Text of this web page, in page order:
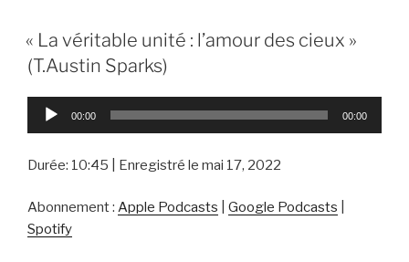
« La véritable unité : l’amour des cieux »
(T.Austin Sparks)
Lecteur
00:00 00:00
Durée: 10:45 Enregistré le mai 17, 2022
Abonnement : Apple Podcasts Google Podcasts
Spotify